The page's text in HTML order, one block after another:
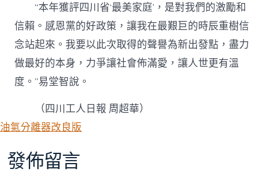
“本年獲評四川省‘最美家庭’，是對我們的激勵和
信賴。感恩黨的好政策，讓我在最艱巨的時辰重樹信
念站起來。我要以此次取得的聲譽為新出發點，盡力
做最好的本身，力爭讓社會佈滿愛，讓人世更有溫
度。”易堂智說。
（四川工人日報 周超華）
油氣分離器改良版
發佈留言